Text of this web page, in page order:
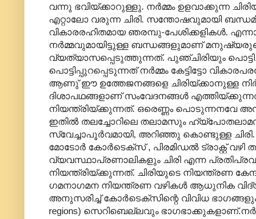
വന്നു ഭവിയ്ക്കാറുള്ളു. നർമ്മം ഉളവാക്കുന്ന
എറ്റാലോ വരുന്ന ചിരി. സന്തോഷവുമായി
വികാരരഹിതമായ ഞരമ്പു-പേശിക്കളികൾ.
നർമ്മവുമായിട്ടുള്ള ബന്ധങ്ങളുമാണ് മനുഷ്യരുടെ
വ്യത്യാസപ്പെടുത്തുന്നത്. പുഞ്ചിരിയും
പൊട്ടിപ്പുറപ്പെടുന്നത് നർമ്മം കേട്ടിട്ടോ
ആണു് ഈ ഉത്തേജനങ്ങളെ ചിരിയ്ക്കാനുള്ള
ദിശാപഥങ്ങളാണ് സംവേദനങ്ങൾ
നിയന്ത്രിയ്ക്കുന്നത്. ഒരെണ്ണം പൊടുന്നനവേ
ഇതിൽ തലച്ചോറിലെ തലാമസും
സ്വേച്ചാപൂർവമായി, അറിഞ്ഞു കൊണ്ടുള്ള
മോടോർ കോർടെക്സ് , പിരമിഡൽ ട്രാക്റ്റ് വഴി
വ്യവസ്ഥാപ്രണാലികളും ചിരി എന്ന
നിയന്ത്രിയ്ക്കുന്നത്. ചിരിയുടെ നിയന്ത്രണ
ഗമനാഗമന നിയന്ത്രണ വഴികൾ ആധുനിക
അനുസരിച്ച് കോർടെക്സിന്റെ വിവിധ ഭാഗങ്ങളും (right
regions) സെറിബെല്ലവും